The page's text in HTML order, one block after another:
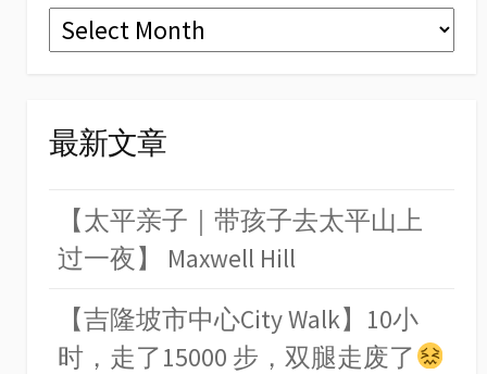
Archives
最新文章
【太平亲子｜带孩子去太平山上
过一夜】 Maxwell Hill
【吉隆坡市中心City Walk】10小
时，走了15000 步，双腿走废了